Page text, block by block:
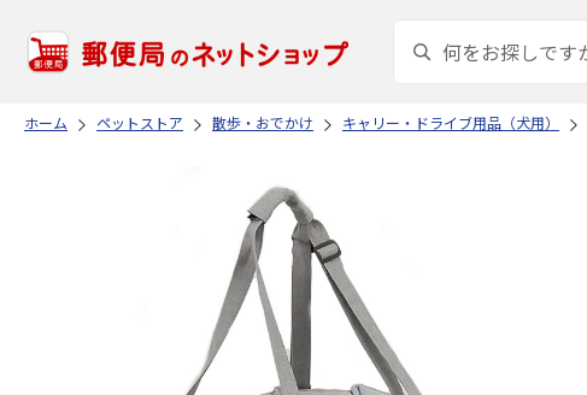
ホーム ペットストア 散歩・おでかけ キャリー・ドライブ用品（犬用）